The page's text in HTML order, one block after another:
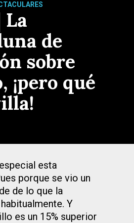
La
de
sobre
¡pero qué
esta
porque se vio un
de lo que la
Y
es un 15% superior